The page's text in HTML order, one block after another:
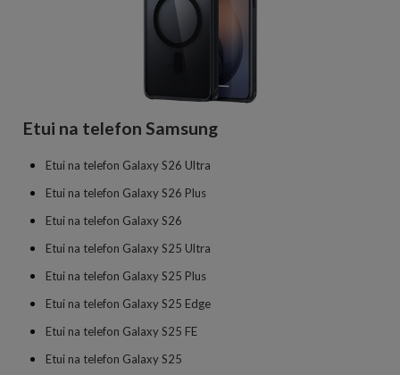
Etui na telefon Samsung
Etui na telefon Galaxy S26 Ultra
Etui na telefon Galaxy S26 Plus
Etui na telefon Galaxy S26
Etui na telefon Galaxy S25 Ultra
Etui na telefon Galaxy S25 Plus
Etui na telefon Galaxy S25 Edge
Etui na telefon Galaxy S25 FE
Etui na telefon Galaxy S25